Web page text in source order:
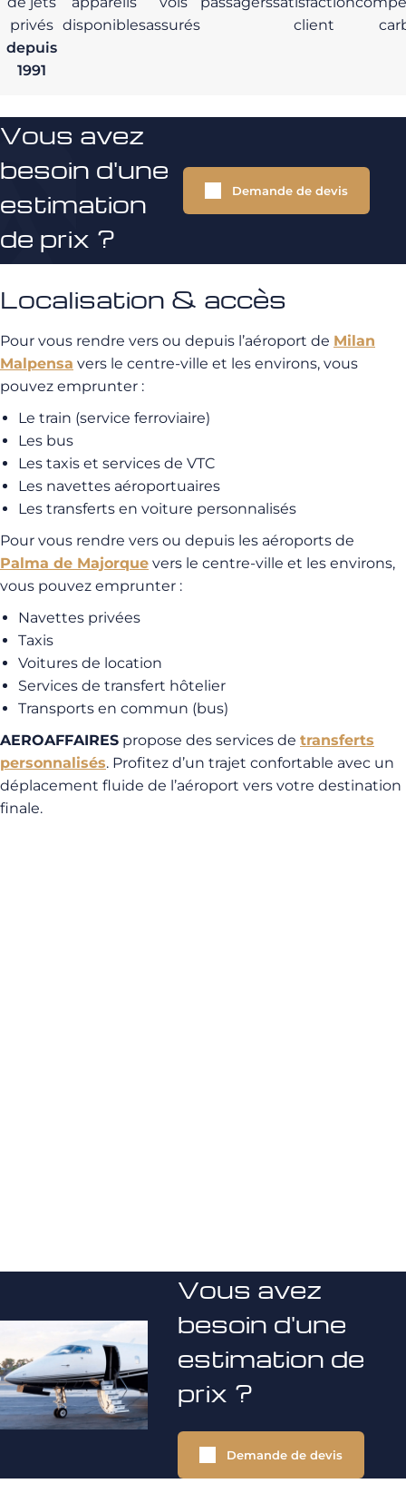
privés
depuis
1991
disponiblesassurés
client
Vous avez
besoin d'une
estimation
de prix ?
Demande de devis
Localisation & accès
Pour vous rendre vers ou depuis l’aéroport de Milan
Malpensa vers le centre-ville et les environs, vous
pouvez emprunter :
Le train (service ferroviaire)
Les bus
Les taxis et services de VTC
Les navettes aéroportuaires
Les transferts en voiture personnalisés
Pour vous rendre vers ou depuis les aéroports de
Palma de Majorque vers le centre-ville et les environs,
vous pouvez emprunter :
Navettes privées
Taxis
Voitures de location
Services de transfert hôtelier
Transports en commun (bus)
AEROAFFAIRES propose des services de transferts
personnalisés. Profitez d’un trajet confortable avec un
déplacement fluide de l’aéroport vers votre destination
finale.
Vous avez
besoin d'une
estimation de
prix ?
Demande de devis